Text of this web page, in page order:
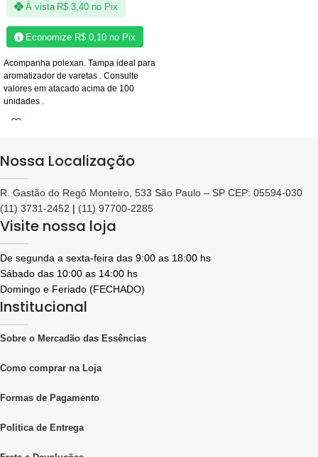
À vista R$ 3,40 no Pix
Economize R$ 0,10 no Pix
Acompanha polexan. Tampa ideal para
aromatizador de varetas . Consulte
valores em atacado acima de 100
unidades .
Nossa Localização
R. Gastão do Regô Monteiro, 533 São Paulo – SP CEP: 05594-030
(11) 3731-2452 | (11) 97700-2285
Visite nossa loja
De segunda a sexta-feira das 9:00 as 18:00 hs
Sábado das 10:00 as 14:00 hs
Domingo e Feriado (FECHADO)
Institucional
Sobre o Mercadão das Essências
Como comprar na Loja
Formas de Pagamento
Politica de Entrega